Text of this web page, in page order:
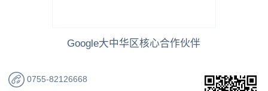
Google大中华区核心合作伙伴
0755-82126668